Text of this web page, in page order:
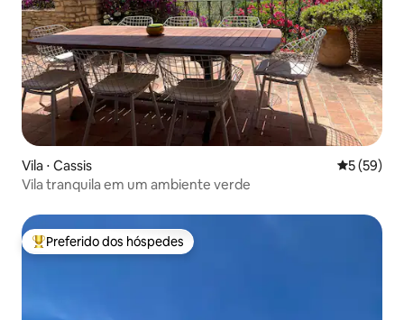
Vila ⋅ Cassis 5 de uma
5 (59)
Vila tranquila em um ambiente verde
Entre os melhores preferidos dos hóspedes
Preferido dos hóspedes